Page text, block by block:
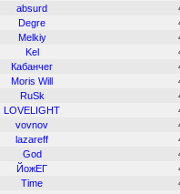
absurd
Degre
Melkiy
Kel
Кабанчег
Moris Will
RuSk
LOVELIGHT
vovnov
lazareff
God
ЙожЕГ
Time